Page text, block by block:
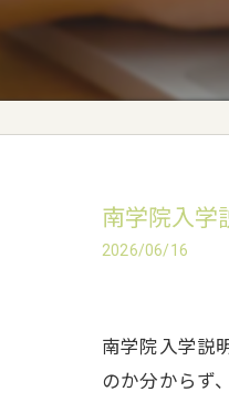
南学院入学
2026/06/16
南学院入学説
のか分からず